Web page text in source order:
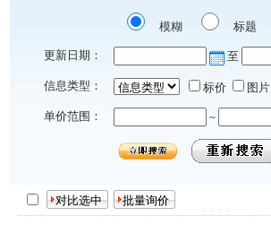
模糊 标题
更新日期： 至
信息类型： 标价 图片
单价范围： ~